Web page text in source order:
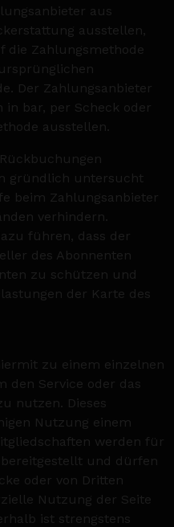
aus
ausstellen,
die Zahlungsmethode
Der Zahlungsanbieter
in bar, per Scheck oder
ausstellen.
gründlich untersucht
beim Zahlungsanbieter
verhindern.
führen, dass der
des Abonnenten
zu schützen und
der Karte des
zu einem einzelnen
den Service oder das
nutzen. Dieses
Nutzung einem
werden für
und dürfen
oder von Dritten
Nutzung der Seite
ist strengstens